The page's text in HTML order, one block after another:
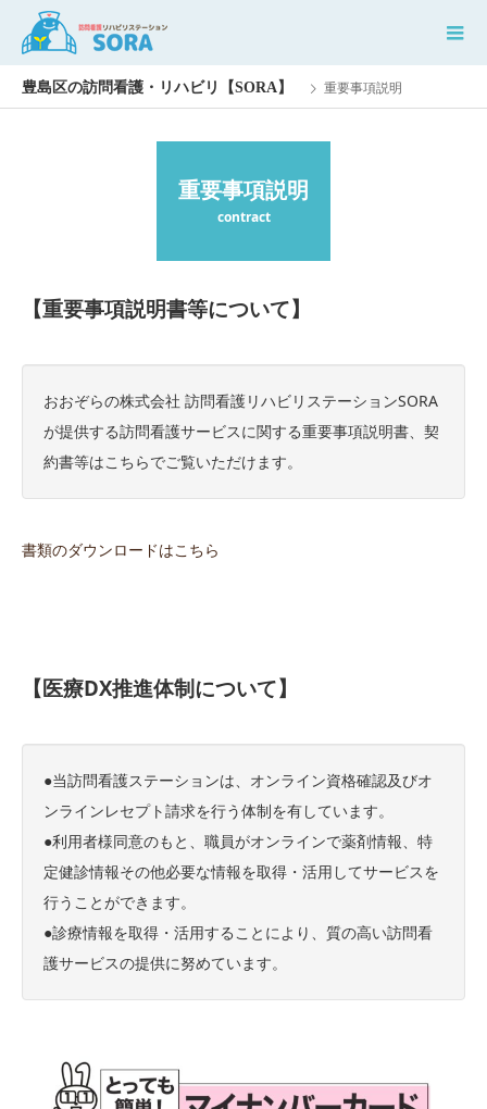
重要事項説明
重要事項説明
contract
【重要事項説明書等について】
おおぞらの株式会社 訪問看護リハビリステーションSORA
が提供する訪問看護サービスに関する重要事項説明書、契
約書等はこちらでご覧いただけます。
書類のダウンロードはこちら
【医療DX推進体制について】
●当訪問看護ステーションは、オンライン資格確認及びオ
ンラインレセプト請求を行う体制を有しています。
●利用者様同意のもと、職員がオンラインで薬剤情報、特
定健診情報その他必要な情報を取得・活用してサービスを
行うことができます。
●診療情報を取得・活用することにより、質の高い訪問看
護サービスの提供に努めています。